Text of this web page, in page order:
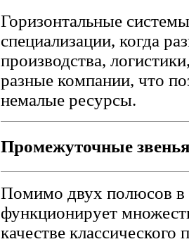
Горизонтальные
специализации, когда
производства,
разные компании, что
немалые ресурсы.
Промежуточные
Помимо двух полюсов в
функционирует
качестве